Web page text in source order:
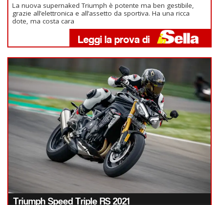
La nuova supernaked Triumph è potente ma ben gestibile,
grazie all’elettronica e all’assetto da sportiva. Ha una ricca
dote, ma costa cara
Triumph Speed Triple RS 2021